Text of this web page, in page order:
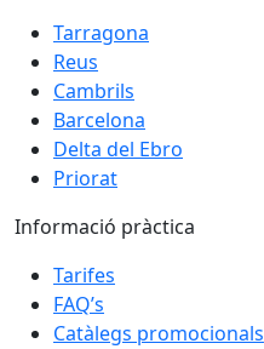
Tarragona
Reus
Cambrils
Barcelona
Delta del Ebro
Priorat
Informació pràctica
Tarifes
FAQ’s
Catàlegs promocionals